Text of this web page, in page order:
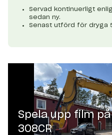
Servad kontinuerligt
sedan ny.
Senast utförd för dryga
Spela upp film
308CR